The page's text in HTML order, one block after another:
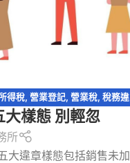
得稅, 營業登記, 營業稅, 稅務違
,網路購物, 電商系列
樣態 別輕忽
所
大違章樣態包括銷售未加